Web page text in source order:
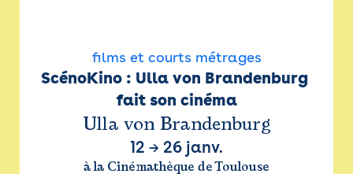
films et courts métrages
ScénoKino : Ulla von Brandenburg
fait son cinéma
Ulla von Brandenburg
12 → 26 janv.
à la Cinémathèque de Toulouse